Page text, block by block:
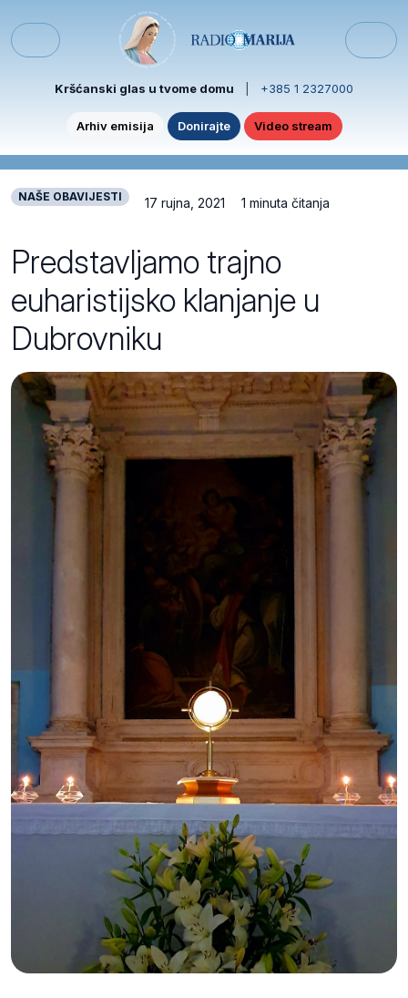
Menu
Kršćanski glas u tvome domu +385 1 2327000
Arhiv emisija Donirajte Video stream
NAŠE OBAVIJESTI 17 rujna, 2021 1 minuta čitanja
Predstavljamo trajno
euharistijsko klanjanje u
Dubrovniku